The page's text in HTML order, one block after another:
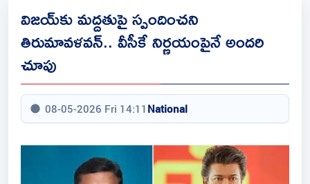
విజయ్‌కు మద్దతుపై స్పందించని
తిరుమావళవన్.. వీసీకే నిర్ణయంపైనే అందరి
చూపు
08-05-2026 Fri 14:11 National